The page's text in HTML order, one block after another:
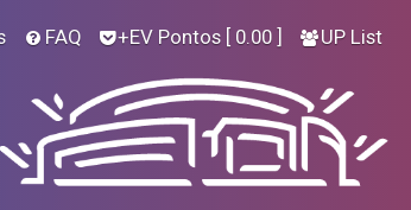
FAQ +EV Pontos [ 0.00 ] UP List